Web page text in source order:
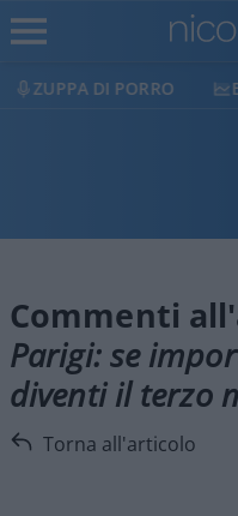
ZUPPA DI PORRO
Commenti
Parigi: se
diventi il terzo
Torna all'articolo